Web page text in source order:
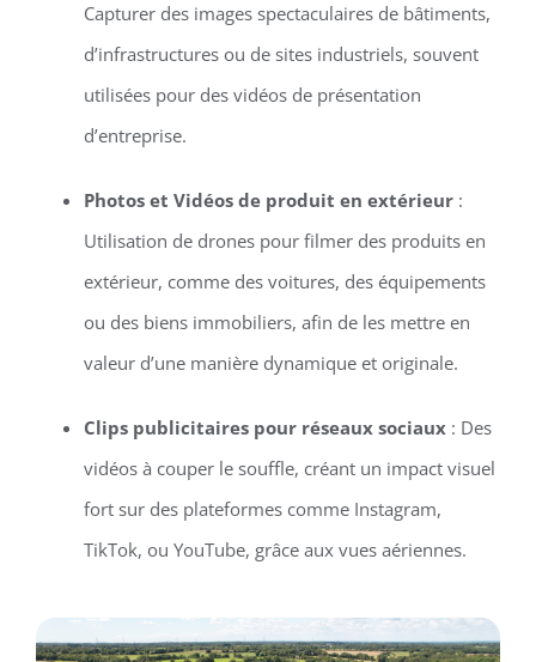
Capturer des images spectaculaires de bâtiments,
d’infrastructures ou de sites industriels, souvent
utilisées pour des vidéos de présentation
d’entreprise.
Photos et Vidéos de produit en extérieur:
Utilisation de drones pour filmer des produits en
extérieur, comme des voitures, des équipements
ou des biens immobiliers, afin de les mettre en
valeur d’une manière dynamique et originale.
Clips publicitaires pour réseaux sociaux: Des
vidéos à couper le souffle, créant un impact visuel
fort sur des plateformes comme Instagram,
TikTok, ou YouTube, grâce aux vues aériennes.